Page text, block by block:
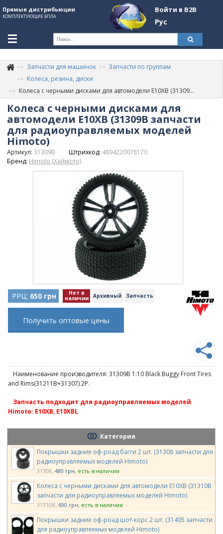
Прямые дистрибьюции
КОМПЛЕКТУЮЩИЕ БПЛА
Войти в B2B
Рус
+380507774092
Информация о компании
Обзоры
Категории
Запчасти для машинок
Запчасти по группам
Колеса, резина, диски
Колеса с черными дисками для автомодели E10XB (31309B запчасти для радиоуправляемых моделей Himoto)
Колеса с черными дисками для
автомодели E10XB (31309B запчасти
для радиоуправляемых моделей
Himoto)
Артикул: 31309B Штрихкод: 4894220078170
Бренд: Himoto (Хаймото)
РРЦ: 650 грн Нет в
наличии Архивный Запчасть
Получить оптовые цены
Наименование производителя: 31309B 1:10 Black Buggy Front Tires
and Rims(31211B+31307) 2P.
Запчасть подходит для радиоуправляемых моделей
Himoto: E10XB, E10XBL
Категория
Покрышки задние оф-роад багги 2 шт. (31308 запчасти для
радиоуправляемых моделей Himoto)
31308 480 грн есть в наличии
Колеса с черными дисками для автомодели E10XB (31310B
запчасти для радиоуправляемых моделей Himoto)
31310B 690 грн есть в наличии
Покрышки задние оф-роад шот-корс 2 шт. (31405 запчасти
для радиоуправляемых моделей Himoto)